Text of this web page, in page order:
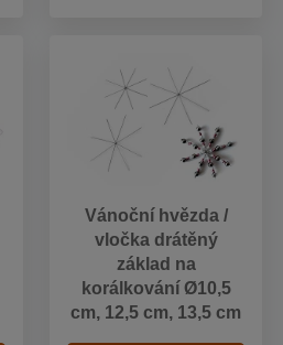
Vánoční hvězda /
vločka drátěný
základ na
korálkování Ø10,5
cm, 12,5 cm, 13,5 cm